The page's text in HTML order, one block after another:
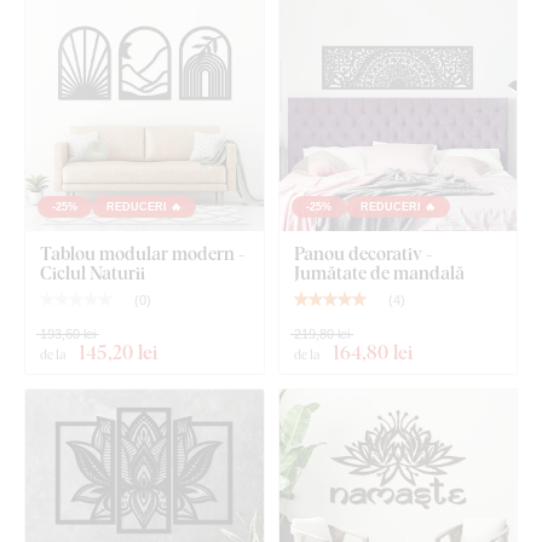
Placa respectă standardul european de emisii E1– este
sigură, potrivită pentru interior (inclusiv camera copiilor).
Ce este inclus în pachet?
Dream mandala din lemn - Ochiul Lunii
-25% REDUCERI 🔥
Tablou modular modern -
Ciclul Naturii
( 0 )
de la 145,20 lei
193,60 lei
-25% REDUCERI 🔥
Panou decorativ -
Jumătate de mandală
( 4 )
de la 164,80 lei
219,80 lei